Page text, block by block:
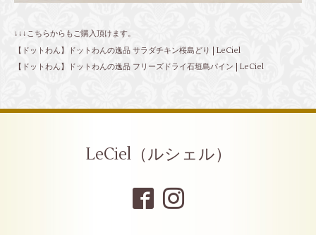
↓↓↓こちらからもご購入頂けます。
【ドットわん】ドットわんの逸品 サラダチキン桜島どり | LeCiel
【ドットわん】ドットわんの逸品 フリーズドライ石垣島パイン | LeCiel
LeCiel（ルシェル）